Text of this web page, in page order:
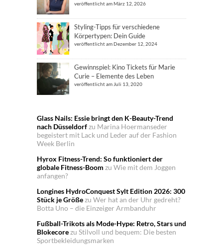
veröffentlicht am März 12, 2026
Styling-Tipps für verschiedene
Körpertypen: Dein Guide
veröffentlicht am Dezember 12, 2024
Gewinnspiel: Kino Tickets für Marie
Curie – Elemente des Leben
veröffentlicht am Juli 13, 2020
Glass Nails: Essie bringt den K-Beauty-Trend
nach Düsseldorfzu Marina Hoermanseder
begeistert mit Lack und Leder auf der Fashion
Week Berlin
Hyrox Fitness-Trend: So funktioniert der
globale Fitness-Boom zu Wie mit dem Joggen
anfangen?
Longines HydroConquest Sylt Edition 2026: 300
Stück je Größezu Wer hat an der Uhr gedreht?
Botta Uno – die Einzeiger Armbanduhr
Fußball-Trikots als Mode-Hype: Retro, Stars und
Blokecorezu Stilvoll und bequem: Die besten
Sportbekleidungsmarken